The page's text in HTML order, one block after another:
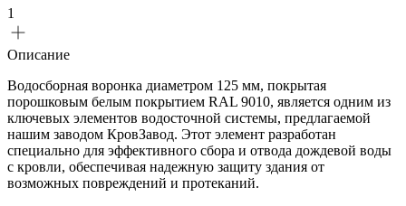
1
Описание
Водосборная воронка диаметром 125 мм, покрытая
порошковым белым покрытием RAL 9010, является одним из
ключевых элементов водосточной системы, предлагаемой
нашим заводом КровЗавод. Этот элемент разработан
специально для эффективного сбора и отвода дождевой воды
с кровли, обеспечивая надежную защиту здания от
возможных повреждений и протеканий.